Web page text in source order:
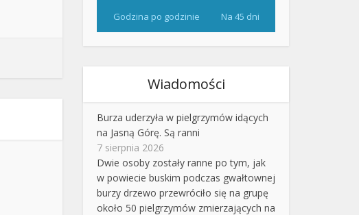
Godzina po godzinie Na 45 dni
Wiadomości
Burza uderzyła w pielgrzymów idących
na Jasną Górę. Są ranni
7 sierpnia 2026
Dwie osoby zostały ranne po tym, jak
w powiecie buskim podczas gwałtownej
burzy drzewo przewróciło się na grupę
około 50 pielgrzymów zmierzających na